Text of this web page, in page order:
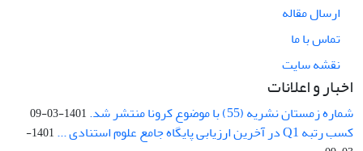
ارسال مقاله
تماس با ما
نقشه سایت
اخبار و اعلانات
شماره زمستان نشریه (55) با موضوع کرونا منتشر شد. 1401-03-09
کسب رتبه Q1 در آخرین ارزیابی پایگاه جامع علوم استنادی ...
1401-